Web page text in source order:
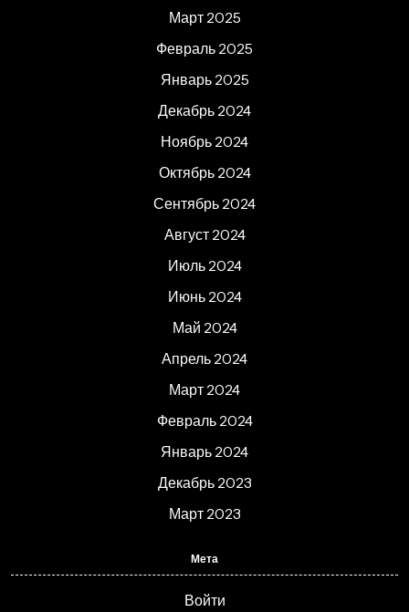
Март 2025
Февраль 2025
Январь 2025
Декабрь 2024
Ноябрь 2024
Октябрь 2024
Сентябрь 2024
Август 2024
Июль 2024
Июнь 2024
Май 2024
Апрель 2024
Март 2024
Февраль 2024
Январь 2024
Декабрь 2023
Март 2023
Мета
Войти